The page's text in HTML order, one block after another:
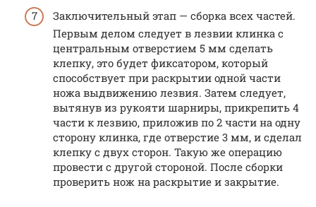
Заключительный этап — сборка всех частей.
Первым делом следует в лезвии клинка с
центральным отверстием 5 мм сделать
клепку, это будет фиксатором, который
способствует при раскрытии одной части
ножа выдвижению лезвия. Затем следует,
вытянув из рукояти шарниры, прикрепить 4
части к лезвию, приложив по 2 части на одну
сторону клинка, где отверстие 3 мм, и сделал
клепку с двух сторон. Такую же операцию
провести с другой стороной. После сборки
проверить нож на раскрытие и закрытие.